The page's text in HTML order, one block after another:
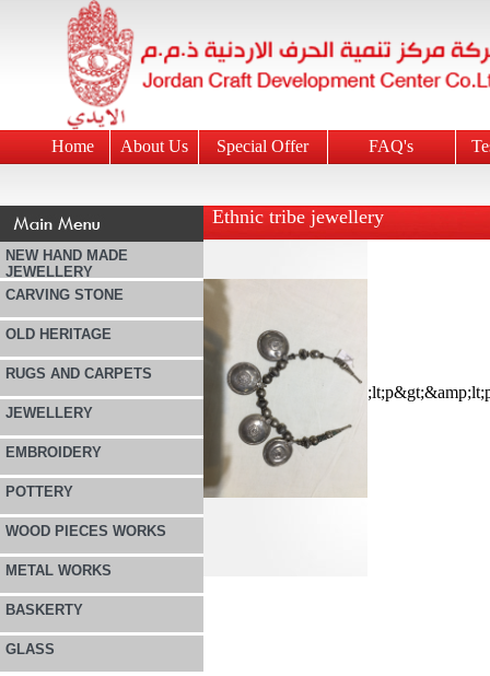
Home About Us Special Offer FAQ's
NEW HAND MADE
JEWELLERY
CARVING STONE
OLD HERITAGE
RUGS AND CARPETS
JEWELLERY
EMBROIDERY
POTTERY
WOOD PIECES WORKS
METAL WORKS
BASKERTY
GLASS
Ethnic tribe jewellery